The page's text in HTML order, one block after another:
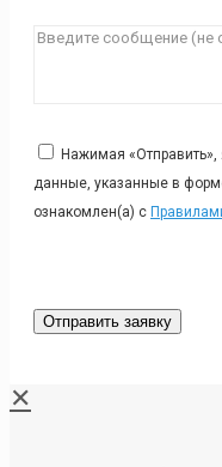
Нажимая
данные, указанные в
ознакомлен(а) с
✕